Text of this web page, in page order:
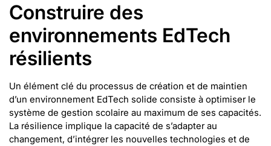
Construire des
environnements EdTech
résilients
Un élément clé du processus de création et de maintien
d’un environnement EdTech solide consiste à optimiser le
système de gestion scolaire au maximum de ses capacités.
La résilience implique la capacité de s’adapter au
changement, d’intégrer les nouvelles technologies et de